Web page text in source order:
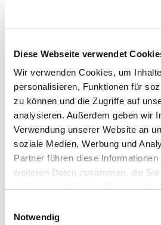
Diese Webseite verwendet
Wir verwenden Cookies, um
personalisieren, Funktionen für
zu können und die Zugriffe auf
analysieren. Außerdem geben wir
Verwendung unserer Website an
soziale Medien, Werbung und
Partner führen diese
weiteren Daten zusammen, die
Notwendig
werden Ihnen wegen dieser
Wir können die Rückzahlung
wieder zurückerhalten haben oder
nachdem, welches der frühere
Sie haben die Waren unverzüglich
spätestens binnen vierzehn Tagen
uns über den Widerruf dieses
oder an
JEANS FRITZ
Onlineshop
c/o Hellmann eCommerce Gmbh &
Dornierstraße 9
49090 Osnabrück
zurückzusenden oder zu übergeben.
wenn Sie die Waren vor Ablauf der
Waren. Sie müssen für einen